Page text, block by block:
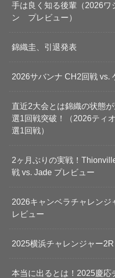
手は良く知る後輩（2026
ン プレビュー）
錦織圭、引退発表
2026サバンナ CH2回戦 vs.
直近2大会とは錦織の状態
選1回戦突破！（2026ティ
選1回戦）
2ヶ月ぶりの実戦！
戦 vs. Jade プレビュー
2026キャンベラチャレンジ
レビュー
2025横浜チャレンジャー
本当に出るとは！2025慶応